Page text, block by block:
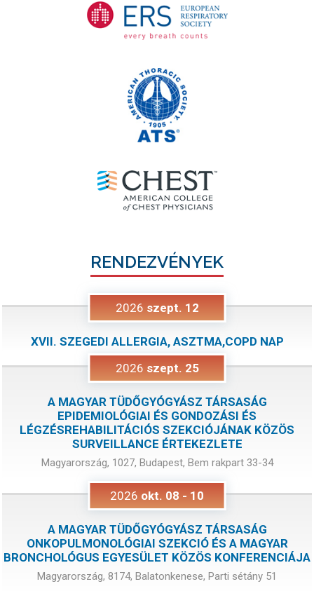
RENDEZVÉNYEK
2026 szept. 12
XVII. SZEGEDI ALLERGIA, ASZTMA,COPD NAP
2026 szept. 25
A MAGYAR TÜDŐGYÓGYÁSZ TÁRSASÁG
EPIDEMIOLÓGIAI ÉS GONDOZÁSI ÉS
LÉGZÉSREHABILITÁCIÓS SZEKCIÓJÁNAK KÖZÖS
SURVEILLANCE ÉRTEKEZLETE
Magyarország, 1027, Budapest, Bem rakpart 33-34
2026 okt. 08 - 10
A MAGYAR TÜDŐGYÓGYÁSZ TÁRSASÁG
ONKOPULMONOLÓGIAI SZEKCIÓ ÉS A MAGYAR
BRONCHOLÓGUS EGYESÜLET KÖZÖS KONFERENCIÁJA
Magyarország, 8174, Balatonkenese, Parti sétány 51